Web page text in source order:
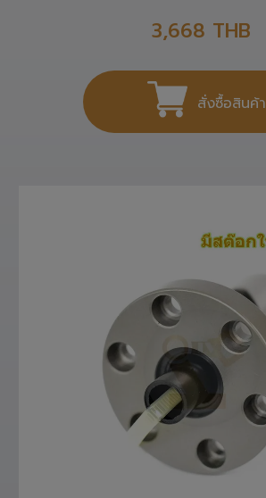
3,668 THB
สั่งซื้อสินค้า